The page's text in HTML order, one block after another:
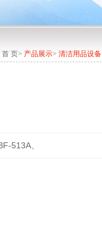
首 页> 产品展示> 清洁用品设备
513A、